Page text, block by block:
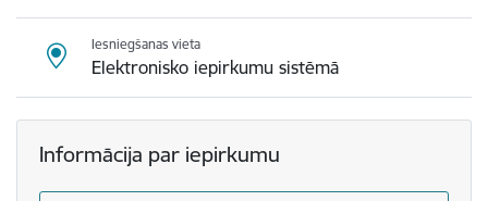
Iesniegšanas vieta
Elektronisko iepirkumu sistēmā
Informācija par iepirkumu